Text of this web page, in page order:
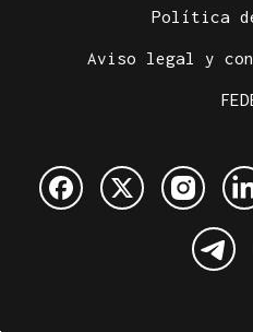
Política
Aviso legal y